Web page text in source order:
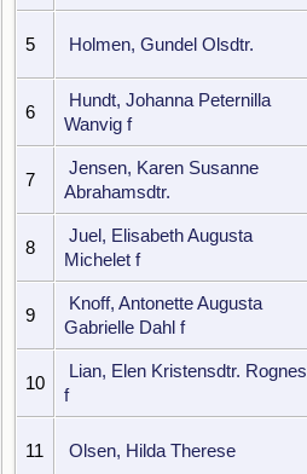
5 Holmen, Gundel Olsdtr.
6
Hundt, Johanna Peternilla
Wanvig f
7
Jensen, Karen Susanne
Abrahamsdtr.
8
Juel, Elisabeth Augusta
Michelet f
9
Knoff, Antonette Augusta
Gabrielle Dahl f
10
Lian, Elen Kristensdtr. Rognes
f
11 Olsen, Hilda Therese